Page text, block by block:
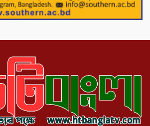
পাটগ্রামের দহগ্রাম ইউনিয়নের প্রধান সড়ক
ভেঙ্গে যোগাযোগ বিছিন্ন